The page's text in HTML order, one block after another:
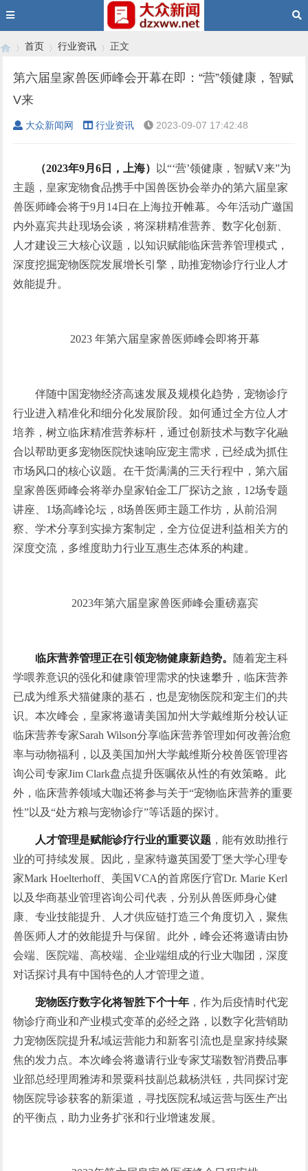
首页 行业资讯 正文
第六届皇家兽医师峰会开幕在即：“营”领健康，智赋
V来
大众新闻网 行业资讯 2023-09-07 17:42:48
（2023年9月6 日，上海）
以“‘营’领健康，智赋V来”为
主题，皇家宠物食品携手中国兽医协会举办的第六届皇家
兽医师峰会将于9月14日在上海拉开帷幕。今年活动广邀国
内外嘉宾共赴现场会谈，将深耕精准营养、数字化创新、
人才建设三大核心议题，以知识赋能临床营养管理模式，
深度挖掘宠物医院发展增长引擎，助推宠物诊疗行业人才
效能提升。
2023 年第六届皇家兽医师峰会即将开幕
伴随中国宠物经济高速发展及规模化趋势，宠物诊疗
行业进入精准化和细分化发展阶段。如何通过全方位人才
培养，树立临床精准营养标杆，通过创新技术与数字化融
合以帮助更多宠物医院快速响应宠主需求，已经成为抓住
市场风口的核心议题。在干货满满的三天行程中，第六届
皇家兽医师峰会将举办皇家铂金工厂探访之旅，12场专题
讲座、1场高峰论坛，8场兽医师主题工作坊，从前沿洞
察、学术分享到实操方案制定，全方位促进利益相关方的
深度交流，多维度助力行业互惠生态体系的构建。
2023年第六届皇家兽医师峰会重磅嘉宾
临床营养管理正在引领宠物健康新趋势。 随着宠主科
学喂养意识的强化和健康管理需求的快速攀升，临床营养
已成为维系犬猫健康的基石，也是宠物医院和宠主们的共
识。本次峰会，皇家将邀请美国加州大学戴维斯分校认证
临床营养专家Sarah Wilson分享临床营养管理如何改善治愈
率与动物福利，以及美国加州大学戴维斯分校兽医管理咨
询公司专家Jim Clark盘点提升医嘱依从性的有效策略。此
外，临床营养领域大咖还将参与关于“宠物临床营养的重要
性”以及“处方粮与宠物诊疗”等话题的探讨。
人才管理是赋能诊疗行业的重要议题 ，能有效助推行
业的可持续发展。因此，皇家特邀英国爱丁堡大学心理专
家Mark Hoelterhoff、美国VCA的首席医疗官Dr. Marie Kerl
以及华商基业管理咨询公司代表，分别从兽医师身心健
康、专业技能提升、人才供应链打造三个角度切入，聚焦
兽医师人才的效能提升与保留。此外，峰会还将邀请由协
会端、医院端、高校端、企业端组成的行业大咖团，深度
对话探讨具有中国特色的人才管理之道。
宠物医疗数字化将智胜下个十年 ，作为后疫情时代宠
物诊疗商业和产业模式变革的必经之路，以数字化营销助
力宠物医院提升私域运营能力和新客引流也是皇家持续聚
焦的发力点。本次峰会将邀请行业专家艾瑞数智消费品事
业部总经理周雅涛和景粟科技副总裁杨洪钰，共同探讨宠
物医院导诊获客的新渠道，寻找医院私域运营与医生产出
的平衡点，助力业务扩张和行业增速发展。